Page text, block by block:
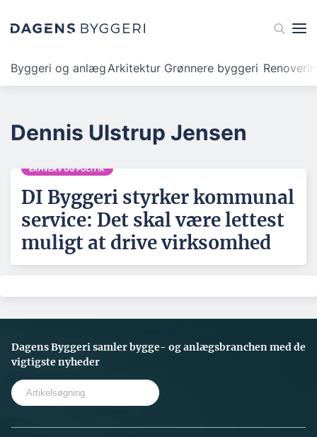
Byggeri og anlægArkitektur Grønnere byggeri
Dennis Ulstrup Jensen
ERHVERV OG POLITIK
DI Byggeri styrker kommunal
service: Det skal være lettest
muligt at drive virksomhed
Dagens Byggeri samler bygge- og anlægsbranchen med de
vigtigste nyheder